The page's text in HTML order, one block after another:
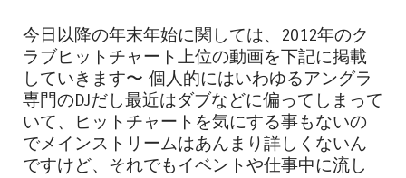
今日以降の年末年始に関しては、2012年のク
ラブヒットチャート上位の動画を下記に掲載
していきます〜 個人的にはいわゆるアングラ
専門のDJだし最近はダブなどに偏ってしまって
いて、ヒットチャートを気にする事もないの
でメインストリームはあんまり詳しくないん
ですけど、それでもイベントや仕事中に流し